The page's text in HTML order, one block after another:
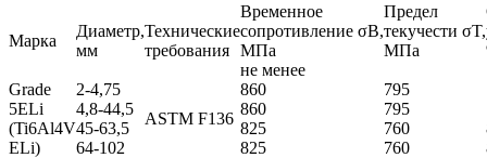
Марка
Диаметр,
мм
Технические
требования
Временное
сопротивление σB,
МПа
Предел
текучести σT,
МПа
не менее
Grade
5ELi
(Ti6Al4V
ELi)
2-4,75
ASTM F136
860 795
4,8-44,5
860 795
45-63,5
825 760
64-102
825 760